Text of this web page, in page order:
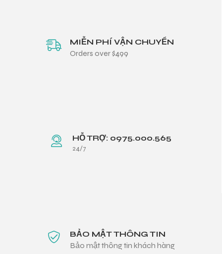
MIỄN PHÍ VẬN CHUYỂN
Orders over $499
HỖ TRỢ: 0975.000.565
24/7
BẢO MẬT THÔNG TIN
Bảo mật thông tin khách hàng